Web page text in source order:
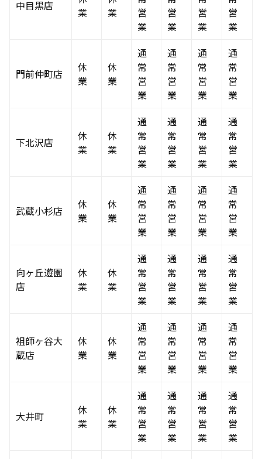
中目黒店
業
業
営
業
営
業
営
業
営
業
門前仲町店
休
業
休
業
通
常
営
業
通
常
営
業
通
常
営
業
通
常
営
業
下北沢店
休
業
休
業
通
常
営
業
通
常
営
業
通
常
営
業
通
常
営
業
武蔵小杉店
休
業
休
業
通
常
営
業
通
常
営
業
通
常
営
業
通
常
営
業
向ヶ丘遊園
店
休
業
休
業
通
常
営
業
通
常
営
業
通
常
営
業
通
常
営
業
祖師ヶ谷大
蔵店
休
業
休
業
通
常
営
業
通
常
営
業
通
常
営
業
通
常
営
業
大井町
休
業
休
業
通
常
営
業
通
常
営
業
通
常
営
業
通
常
営
業